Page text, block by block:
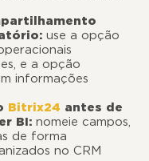
use a opção
e a opção
informações
Bitrix24 antes de
BI: nomeie campos,
de forma
no CRM